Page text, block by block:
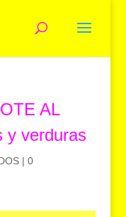
AL
y verduras
| 0